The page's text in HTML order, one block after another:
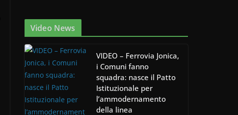
Video News
VIDEO – Ferrovia Jonica,
i Comuni fanno
squadra: nasce il Patto
Istituzionale per
l’ammodernamento
della linea